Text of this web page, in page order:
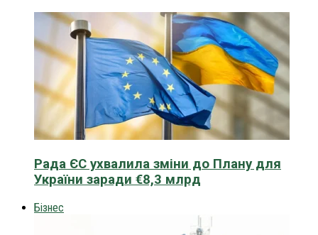
Рада ЄС ухвалила зміни до Плану для
України заради €8,3 млрд
Бізнес